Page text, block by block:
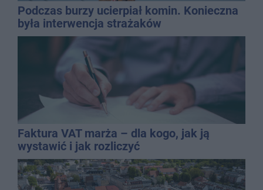
Podczas burzy ucierpiał komin. Konieczna
była interwencja strażaków
Faktura VAT marża – dla kogo, jak ją
wystawić i jak rozliczyć